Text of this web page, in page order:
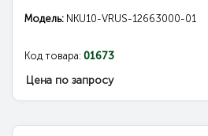
Модель: NKU10-VRUS-12663000-01
Код товара: 01673
Цена по запросу